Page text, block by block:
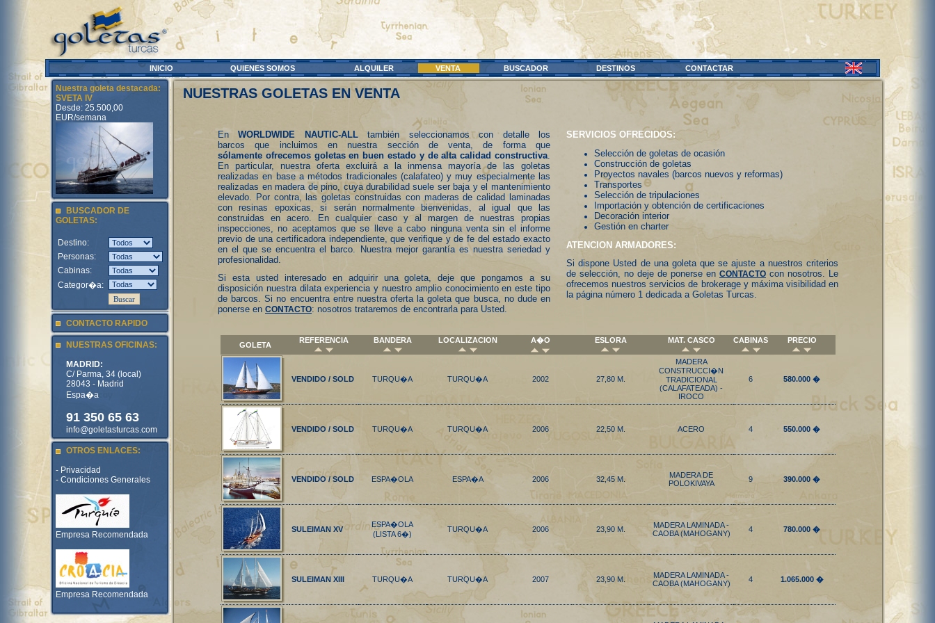
INICIO QUIENES SOMOS ALQUILER VENTA BUSCADOR DESTINOS CONTACTAR
Nuestra goleta destacada:
SVETA IV
Desde: 25.500,00
EUR/semana
BUSCADOR DE
GOLETAS:
Destino:
Personas:
Cabinas:
Categor�a:
CONTACTO RAPIDO
NUESTRAS OFICINAS:
MADRID:
C/ Parma, 34 (local)
28043 - Madrid
Espa�a
91 350 65 63
info@goletasturcas.com
OTROS ENLACES:
- Privacidad
- Condiciones Generales
Empresa Recomendada
Empresa Recomendada
NUESTRAS GOLETAS EN VENTA
EnWORLDWIDE NAUTIC-ALLtambién seleccionamos con detalle los
barcos que incluimos en nuestra sección de venta, de forma que
sólamente ofrecemos goletas en buen estado y de alta calidad constructiva.
En particular, nuestra oferta excluirá a la inmensa mayoría de las goletas
realizadas en base a métodos tradicionales (calafateo) y muy especialmente las
realizadas en madera de pino, cuya durabilidad suele ser baja y el mantenimiento
elevado. Por contra, las goletas construidas con maderas de calidad laminadas
con resinas epoxicas, si serán normalmente bienvenidas, al igual que las
construidas en acero. En cualquier caso y al margen de nuestras propias
inspecciones, no aceptamos que se lleve a cabo ninguna venta sin el informe
previo de una certificadora independiente, que verifique y de fe del estado exacto
en el que se encuentra el barco. Nuestra mejor garantía es nuestra seriedad y
profesionalidad.
Si esta usted interesado en adquirir una goleta, deje que pongamos a su
disposición nuestra dilata experiencia y nuestro amplio conocimiento en este tipo
de barcos. Si no encuentra entre nuestra oferta la goleta que busca, no dude en
ponerse en CONTACTO: nosotros trataremos de encontrarla para Usted.
SERVICIOS OFRECIDOS:
Selección de goletas de ocasión
Construcción de goletas
Proyectos navales (barcos nuevos y reformas)
Transportes
Selección de tripulaciones
Importación y obtención de certificaciones
Decoración interior
Gestión en charter
ATENCION ARMADORES:
Si dispone Usted de una goleta que se ajuste a nuestros criterios
de selección, no deje de ponerse en CONTACTO con nosotros. Le
ofrecemos nuestros servicios de brokerage y máxima visibilidad en
la página número 1 dedicada a Goletas Turcas.
GOLETA
REFERENCIA BANDERA LOCALIZACION A�O ESLORA MAT. CASCO CABINAS PRECIO
VENDIDO / SOLD TURQU�A TURQU�A 2002 27,80 M.
MADERA
CONSTRUCCI�N
TRADICIONAL
(CALAFATEADA) -
IROCO
6 580.000 �
VENDIDO / SOLD TURQU�A TURQU�A 2006 22,50 M. ACERO 4 550.000 �
VENDIDO / SOLD ESPA�OLA ESPA�A 2006 32,45 M.
MADERA DE
POLOKIVAYA
9 390.000 �
SULEIMAN XV
ESPA�OLA
(LISTA 6�)
TURQU�A 2006 23,90 M.
MADERA LAMINADA -
CAOBA (MAHOGANY)
4 780.000 �
SULEIMAN XIII TURQU�A TURQU�A 2007 23,90 M.
MADERA LAMINADA -
CAOBA (MAHOGANY)
4 1.065.000 �